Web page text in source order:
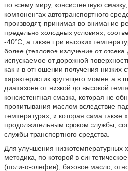
по всему миру, консистентную
компонентах автотранспортного
производят, принимая во внимание
предельно холодных условиях,
-40°С, а также при высоких
более (тепловое излучение от отсека
испускаемое от дорожной
как и в отношении получения низких
характеристик крутящего момента в
диапазоне от низкой до высокой
консистентная смазка, которая не
пропитывания маслом вследствие
температурах, и которая сама также
продолжительным сроком службы,
службы транспортного средства.
Для улучшения низкотемпературных
методика, по которой в
(поли-α-олефин), базовое масло,